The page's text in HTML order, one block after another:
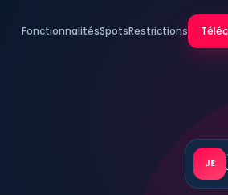
FonctionnalitésSpotsRestrictions
JE